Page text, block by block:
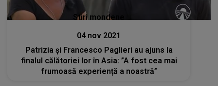
Stiri mondene
04 nov 2021
Patrizia și Francesco Paglieri au ajuns la
finalul călătoriei lor în Asia: ”A fost cea mai
frumoasă experiență a noastră”